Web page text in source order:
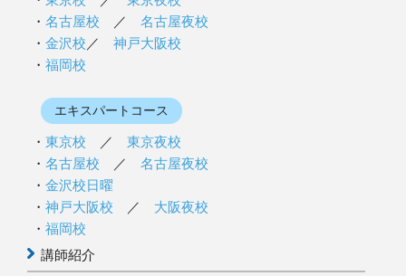
名古屋校 ／ 名古屋夜校
金沢校 ／ 神戸大阪校
福岡校
エキスパートコース
東京校 ／ 東京夜校
名古屋校 ／ 名古屋夜校
金沢校日曜
神戸大阪校 ／ 大阪夜校
福岡校
講師紹介